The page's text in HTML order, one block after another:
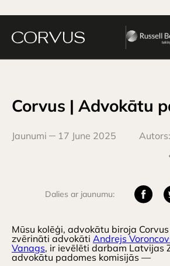
Corvus | Advokātu
Jaunumi 17 June 2025
Dalies ar jaunumu:
Mūsu kolēģi, advokātu biroja
zvērināti advokāti Andrejs
Vanags, ir ievēlēti darbam Latvijas
advokātu padomes komisijās —